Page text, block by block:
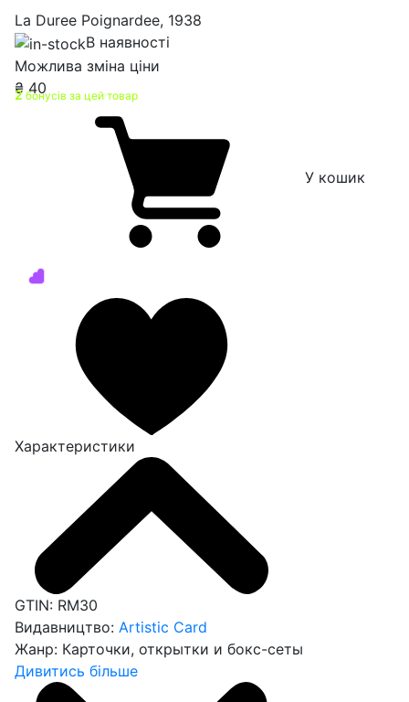
La Duree Poignardee, 1938
В наявності
Можлива зміна ціни
₴ 40
2 бонусів за цей товар
У кошик
Характеристики
GTIN: RM30
Видавництво: Artistic Card
Жанр: Карточки, открытки и бокс-сеты
Дивитись більше